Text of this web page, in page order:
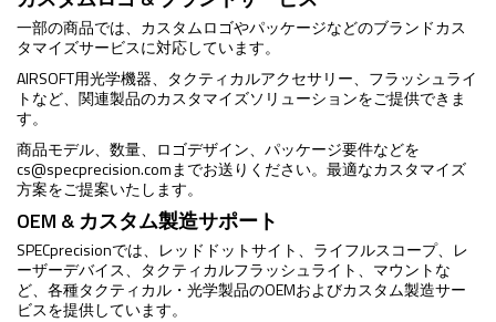
一部の商品では、カスタムロゴやパッケージなどのブランドカス
タマイズサービスに対応しています。
AIRSOFT用光学機器、タクティカルアクセサリー、フラッシュライ
トなど、関連製品のカスタマイズソリューションをご提供できま
す。
商品モデル、数量、ロゴデザイン、パッケージ要件などを
cs@specprecision.comまでお送りください。最適なカスタマイズ
方案をご提案いたします。
OEM & カスタム製造サポート
SPECprecisionでは、レッドドットサイト、ライフルスコープ、レ
ーザーデバイス、タクティカルフラッシュライト、マウントな
ど、各種タクティカル・光学製品のOEMおよびカスタム製造サー
ビスを提供しています。